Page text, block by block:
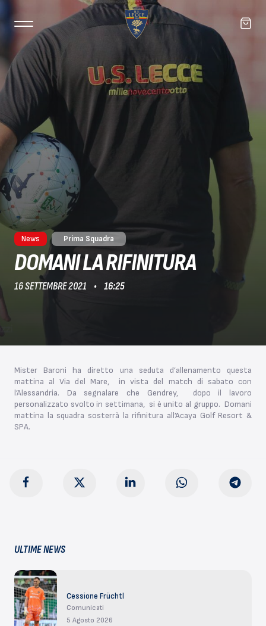
News Prima Squadra
DOMANI LA RIFINITURA
16 SETTEMBRE 2021 16:25
Mister Baroni ha diretto una seduta d’allenamento questa
mattina al Via del Mare, in vista del match di sabato con
l’Alessandria. Da segnalare che Gendrey, dopo il lavoro
personalizzato svolto in settimana, si è unito al gruppo. Domani
mattina la squadra sosterrà la rifinitura all’Acaya Golf Resort &
SPA.
ULTIME NEWS
Cessione Früchtl
Comunicati
5 Agosto 2026